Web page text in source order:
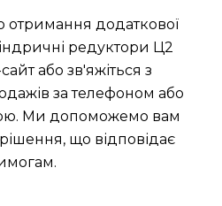
отримання додаткової
редуктори Ц2
або зв'яжіться з
за телефоном або
Ми допоможемо вам
що відповідає